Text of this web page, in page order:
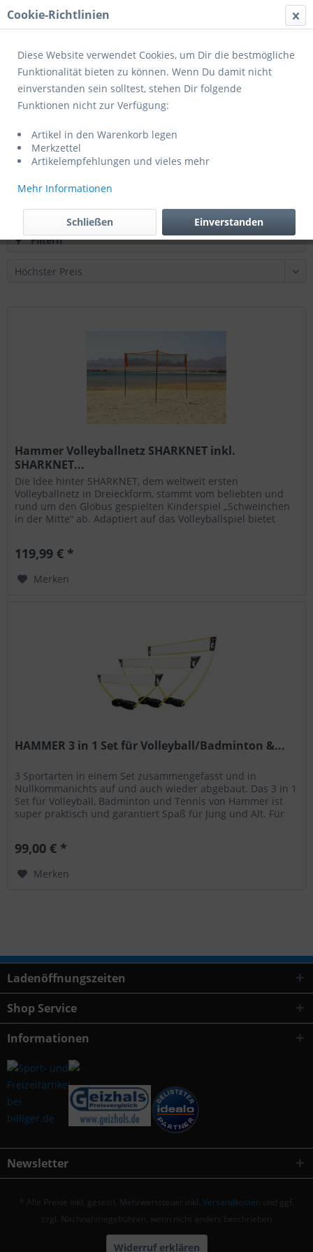
Menü
Produkte von Hammer
Filtern
Hammer Volleyballnetz SHARKNET inkl.
SHARKNET...
Die Idee hinter SHARKNET, dem weltweit ersten
Volleyballnetz in Dreieckform, stammt vom beliebten und
rund um den Globus gespielten Kinderspiel „Schweinchen
in der Mitte“ ab. Adaptiert auf das Volleyballspiel bietet
119,99 € *
Merken
HAMMER 3 in 1 Set für Volleyball/Badminton &...
3 Sportarten in einem Set zusammengefasst und in
Nullkommanichts auf und auch wieder abgebaut. Das 3 in 1
Set für Volleyball, Badminton und Tennis von Hammer ist
super praktisch und garantiert Spaß für Jung und Alt. Für
99,00 € *
Merken
Ladenöffnungszeiten
Shop Service
Informationen
Newsletter
* Alle Preise inkl. gesetzl. Mehrwertsteuer inkl. Versandkosten und ggf.
zzgl. Nachnahmegebühren, wenn nicht anders beschrieben
Widerruf erklären
Cookie-Richtlinien
Diese Website verwendet Cookies, um Dir die bestmögliche
Funktionalität bieten zu können. Wenn Du damit nicht
einverstanden sein solltest, stehen Dir folgende
Funktionen nicht zur Verfügung:
Artikel in den Warenkorb legen
Merkzettel
Artikelempfehlungen und vieles mehr
Mehr Informationen
Einverstanden
Schließen